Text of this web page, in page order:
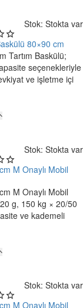
Stok: Stokta var
80×90 cm
Tartım Baskülü;
seçenekleriyle
ve işletme içi
Stok: Stokta var
M Onaylı Mobil
M Onaylı Mobil
g, 150 kg × 20/50
ve kademeli
Stok: Stokta var
M Onaylı Mobil